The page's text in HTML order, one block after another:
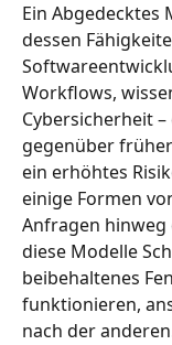
Ein Abgedecktes
dessen
Workflows,
Cybersicherheit
gegenüber
ein erhöhtes
einige Formen
Anfragen
diese Modelle
beibehaltenes
funktionieren,
nach der